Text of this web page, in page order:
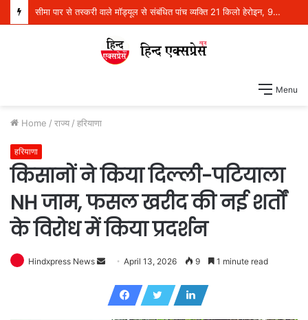
सीमा पार से तस्करी वाले मॉड्यूल से संबंधित पांच व्यक्ति 21 किलो हेरोइन, 970 ग्राम आईसीई और एक पिस्तौल सहित गिरफ्तार
Menu
Home / राज्य / हरियाणा
हरियाणा
किसानों ने किया दिल्ली-पटियाला
NH जाम, फसल खरीद की नई शर्तों
के विरोध में किया प्रदर्शन
Hindxpress News April 13, 2026 9 1 minute read